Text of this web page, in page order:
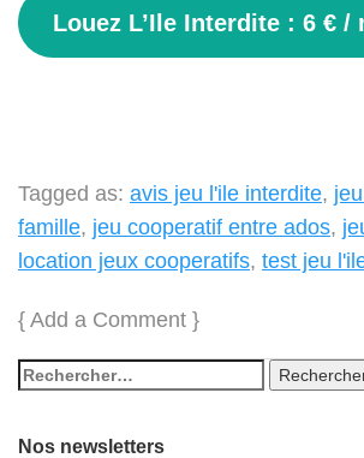
Louez L’Ile Interdite : 6 € /
Tagged as: avis jeu l'ile interdite,
famille, jeu cooperatif entre ados,
location jeux cooperatifs, test jeu
{ Add a Comment }
Nos newsletters